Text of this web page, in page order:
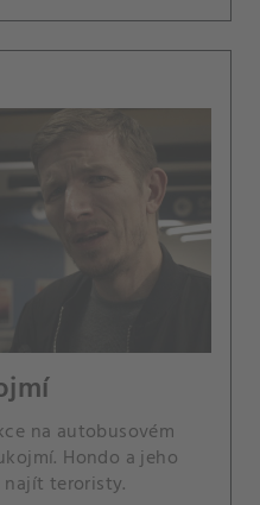
na autobusovém
Hondo a jeho
teroristy.